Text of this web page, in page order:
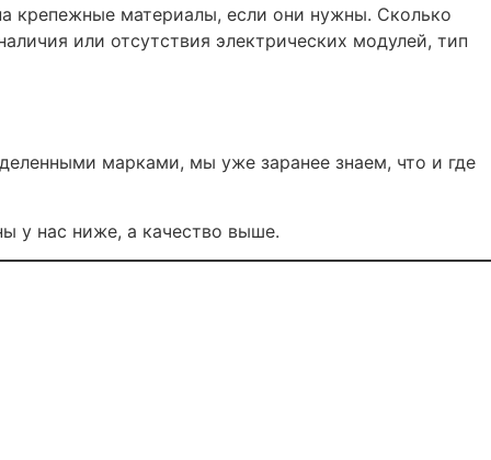
крепежные материалы, если они нужны. Сколько
или отсутствия электрических модулей, тип
марками, мы уже заранее знаем, что и где
у нас ниже, а качество выше.